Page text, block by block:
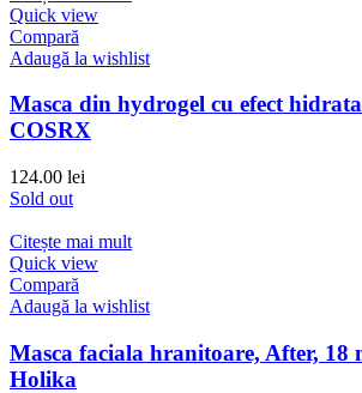
Quick view
Compară
Adaugă la wishlist
Masca din hydrogel cu efect
COSRX
124.00 lei
Sold out
Citește mai mult
Quick view
Compară
Adaugă la wishlist
Masca faciala hranitoare, After, 18
Holika